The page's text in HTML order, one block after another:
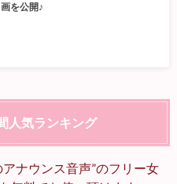
画を公開♪
人気ランキング
アナウンス音声”のフリー女